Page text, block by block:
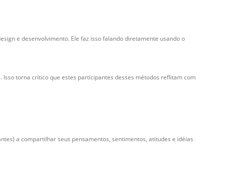
e desenvolvimento. Ele faz isso falando diretamente usando o
torna crítico que estes participantes desses métodos reflitam com
a compartilhar seus pensamentos, sentimentos, atitudes e idéias